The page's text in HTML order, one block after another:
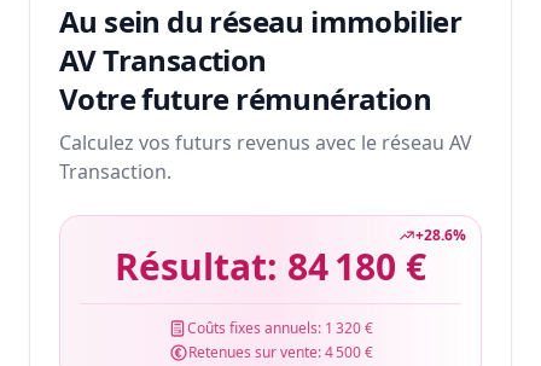
Au sein du réseau immobilier
AV Transaction
Votre future rémunération
Calculez vos futurs revenus avec le réseau AV
Transaction.
+28.6%
Résultat: 84 180 €
Coûts fixes annuels: 1 320 €
Retenues sur vente:4 500 €